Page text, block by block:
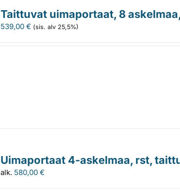
Taittuvat uimaportaat, 8
539,00€ (sis. alv 25,5%)
Uimaportaat 4-askelmaa, rst,
alk. 580,00€